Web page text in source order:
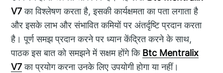
V7का विश्लेषण करता है, इसकी कार्यक्षमता का पता लगाता है
और इसके लाभ और संभावित कमियों पर अंतर्दृष्टि प्रदान करता
है। पूर्ण समझ प्रदान करने पर ध्यान केंद्रित करने के साथ,
पाठक इस बात को समझने में सक्षम होंगे कि Btc Mentralix
V7का प्रयोग करना उनके लिए उपयोगी होगा या नहीं।